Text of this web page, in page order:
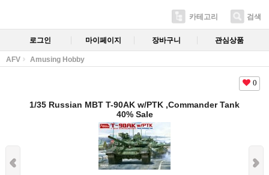
카테고리 검색
로그인 마이페이지 장바구니 관심상품
AFV Amusing Hobby
0
1/35 Russian MBT T-90AK w/PTK ,Commander Tank
40% Sale